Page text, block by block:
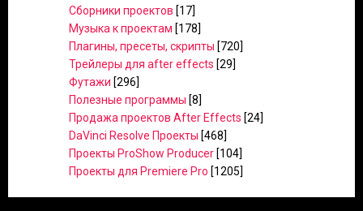
Сборники проектов [17]
Музыка к проектам [178]
Плагины, пресеты, скрипты [720]
Трейлеры для after effects [29]
Футажи [296]
Полезные программы [8]
Продажа проектов After Effects [24]
DaVinci Resolve Проекты [468]
Проекты ProShow Producer [104]
Проекты для Premiere Pro [1205]